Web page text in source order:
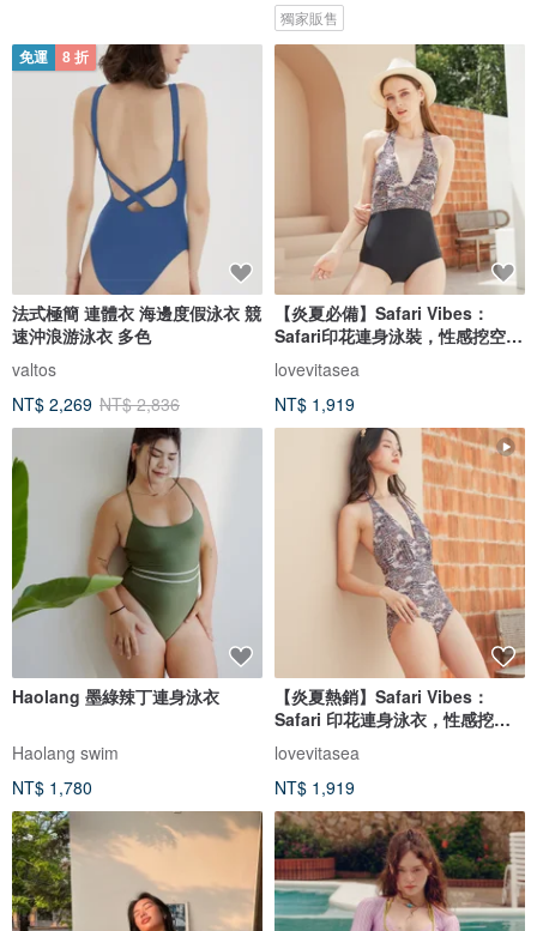
獨家販售
免運 8 折
法式極簡 連體衣 海邊度假泳衣 競
速沖浪游泳衣 多色
valtos
NT$ 2,269 NT$ 2,836
【炎夏必備】Safari Vibes：
Safari印花連身泳裝，性感挖空設
計。
lovevitasea
NT$ 1,919
Haolang 墨綠辣丁連身泳衣
Haolang swim
NT$ 1,780
【炎夏熱銷】Safari Vibes：
Safari 印花連身泳衣，性感挖空
設計
lovevitasea
NT$ 1,919